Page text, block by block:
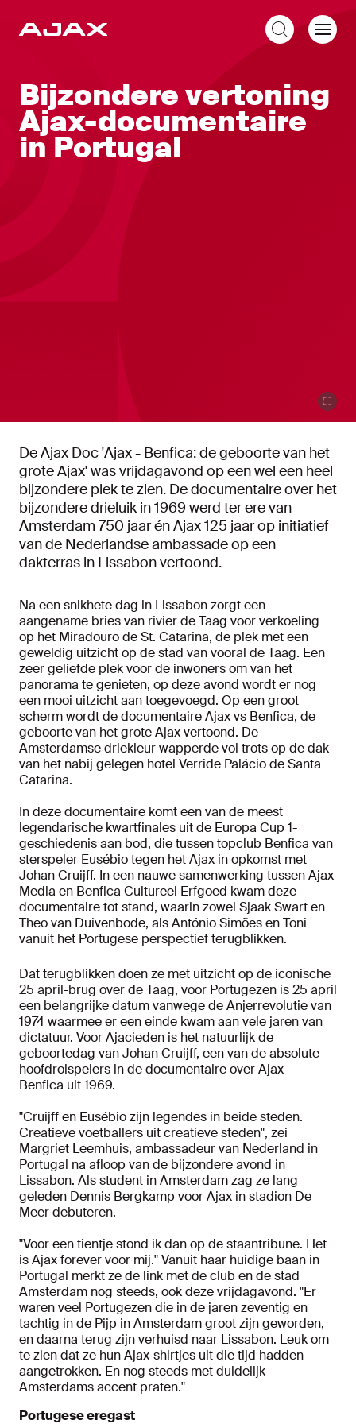
Bijzondere vertoning
Ajax-documentaire
in Portugal
De Ajax Doc 'Ajax - Benfica: de geboorte van het
grote Ajax' was vrijdagavond op een wel een heel
bijzondere plek te zien. De documentaire over het
bijzondere drieluik in 1969 werd ter ere van
Amsterdam 750 jaar én Ajax 125 jaar op initiatief
van de Nederlandse ambassade op een
dakterras in Lissabon vertoond.
Na een snikhete dag in Lissabon zorgt een
aangename bries van rivier de Taag voor verkoeling
op het Miradouro de St. Catarina, de plek met een
geweldig uitzicht op de stad van vooral de Taag. Een
zeer geliefde plek voor de inwoners om van het
panorama te genieten, op deze avond wordt er nog
een mooi uitzicht aan toegevoegd. Op een groot
scherm wordt de documentaire Ajax vs Benfica, de
geboorte van het grote Ajax vertoond. De
Amsterdamse driekleur wapperde vol trots op de dak
van het nabij gelegen hotel Verride Palácio de Santa
Catarina.
In deze documentaire komt een van de meest
legendarische kwartfinales uit de Europa Cup 1-
geschiedenis aan bod, die tussen topclub Benfica van
sterspeler Eusébio tegen het Ajax in opkomst met
Johan Cruijff. In een nauwe samenwerking tussen Ajax
Media en Benfica Cultureel Erfgoed kwam deze
documentaire tot stand, waarin zowel Sjaak Swart en
Theo van Duivenbode, als António Simões en Toni
vanuit het Portugese perspectief terugblikken.
Dat terugblikken doen ze met uitzicht op de iconische
25 april-brug over de Taag, voor Portugezen is 25 april
een belangrijke datum vanwege de Anjerrevolutie van
1974 waarmee er een einde kwam aan vele jaren van
dictatuur. Voor Ajacieden is het natuurlijk de
geboortedag van Johan Cruijff, een van de absolute
hoofdrolspelers in de documentaire over Ajax –
Benfica uit 1969.
"Cruijff en Eusébio zijn legendes in beide steden.
Creatieve voetballers uit creatieve steden", zei
Margriet Leemhuis, ambassadeur van Nederland in
Portugal na afloop van de bijzondere avond in
Lissabon. Als student in Amsterdam zag ze lang
geleden Dennis Bergkamp voor Ajax in stadion De
Meer debuteren.
"Voor een tientje stond ik dan op de staantribune. Het
is Ajax forever voor mij." Vanuit haar huidige baan in
Portugal merkt ze de link met de club en de stad
Amsterdam nog steeds, ook deze vrijdagavond. "Er
waren veel Portugezen die in de jaren zeventig en
tachtig in de Pijp in Amsterdam groot zijn geworden,
en daarna terug zijn verhuisd naar Lissabon. Leuk om
te zien dat ze hun Ajax-shirtjes uit die tijd hadden
aangetrokken. En nog steeds met duidelijk
Amsterdams accent praten."
Portugese eregast